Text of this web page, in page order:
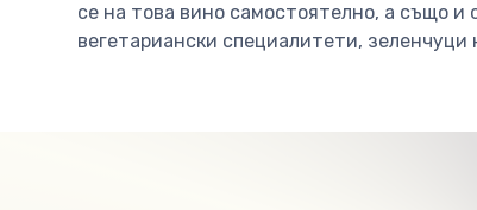
се на това вино самостоятелно, а също и
вегетариански специалитети, зеленчуци